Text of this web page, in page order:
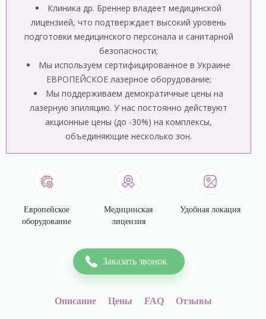
Клиника др. Бреннер владеет медицинской
лицензией, что подтверждает высокий уровень
подготовки медицинского персонала и санитарной
безопасности;
Мы используем сертифицированное в Украине
ЕВРОПЕЙСКОЕ лазерное оборудование;
Мы поддерживаем демократичные цены на
лазерную эпиляцию. У нас постоянно действуют
акционные цены (до -30%) на комплексы,
объединяющие несколько зон.
Европейское
оборудование
Медицинская
лицензия
Удобная локация
Заказать звонок
Описание Цены FAQ Отзывы